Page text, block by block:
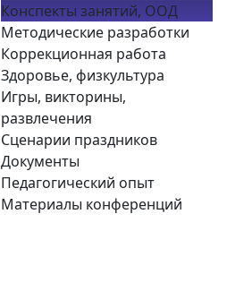
Конспекты занятий, ООД
Методические разработки
Коррекционная работа
Здоровье, физкультура
Игры, викторины,
развлечения
Сценарии праздников
Документы
Педагогический опыт
Материалы конференций